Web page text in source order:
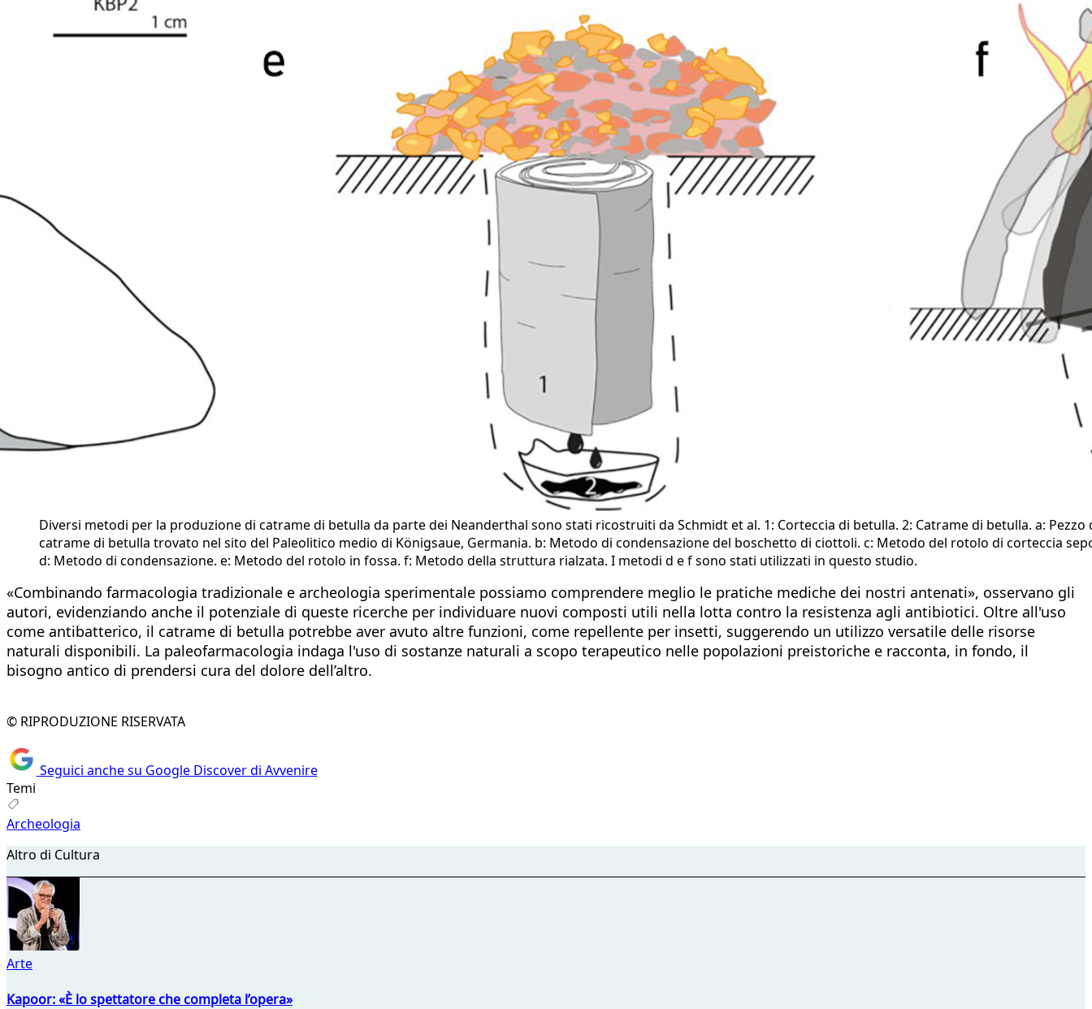
Diversi metodi per la produzione di catrame di betulla da parte dei Neanderthal sono stati ricostruiti da Schmidt et al. 1: Corteccia di betulla. 2: Catrame di betulla. a: Pezzo
catrame di betulla trovato nel sito del Paleolitico medio di Königsaue, Germania. b: Metodo di condensazione del boschetto di ciottoli. c: Metodo del rotolo di corteccia
d: Metodo di condensazione. e: Metodo del rotolo in fossa. f: Metodo della struttura rialzata. I metodi d e f sono stati utilizzati in questo studio.
«Combinando farmacologia tradizionale e archeologia sperimentale possiamo comprendere meglio le pratiche mediche dei nostri antenati», osservano gli
autori, evidenziando anche il potenziale di queste ricerche per individuare nuovi composti utili nella lotta contro la resistenza agli antibiotici. Oltre all'uso
come antibatterico, il catrame di betulla potrebbe aver avuto altre funzioni, come repellente per insetti, suggerendo un utilizzo versatile delle risorse
naturali disponibili. La paleofarmacologia indaga l'uso di sostanze naturali a scopo terapeutico nelle popolazioni preistoriche e racconta, in fondo, il
bisogno antico di prendersi cura del dolore dell’altro.
© RIPRODUZIONE RISERVATA
Seguici anche su Google Discover di Avvenire
Temi
Archeologia
Altro di Cultura
Arte
Kapoor: «È lo spettatore che completa l’opera»